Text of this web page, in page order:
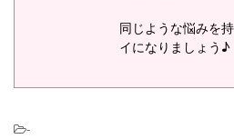
同じような悩みを
イになりましょう♪
-